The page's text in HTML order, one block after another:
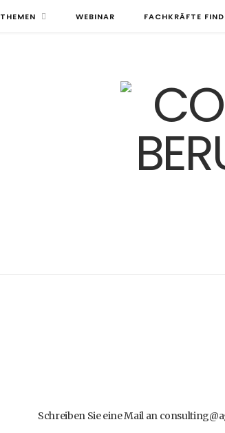
THEMEN WEBINAR FACHKRÄFTE
Schreiben Sie eine Mail an